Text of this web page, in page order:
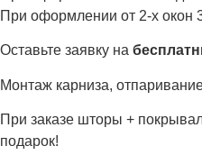
При оформлении от 2-х окон
Оставьте заявку на
Монтаж карниза,
При заказе шторы +
подарок!